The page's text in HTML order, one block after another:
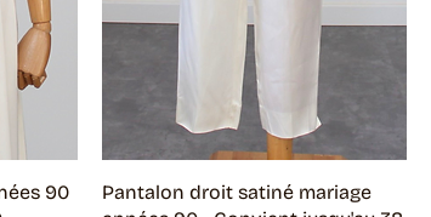
90
Pantalon droit satiné mariage